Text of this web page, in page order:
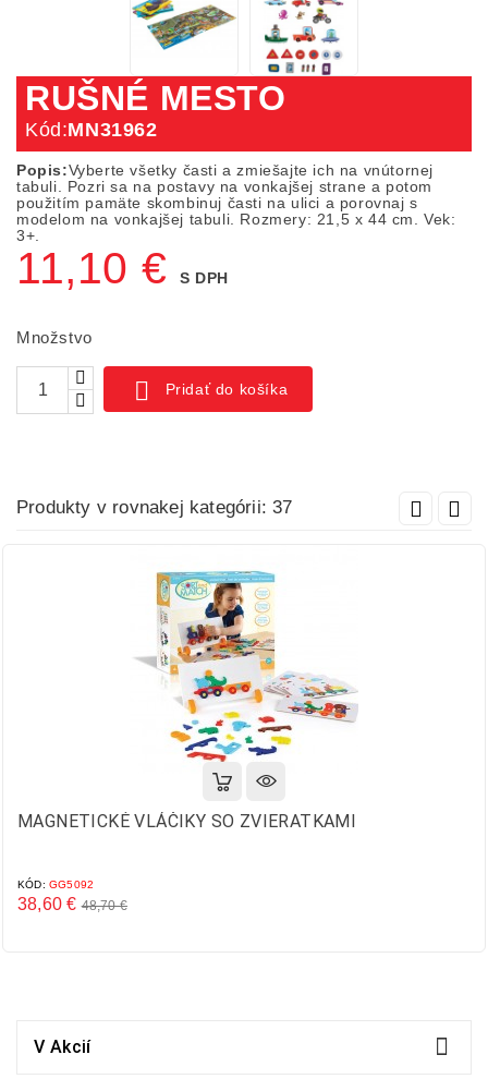
RUŠNÉ MESTO
Kód:MN31962
Popis:Vyberte všetky časti a zmiešajte ich na vnútornej
tabuli. Pozri sa na postavy na vonkajšej strane a potom
použitím pamäte skombinuj časti na ulici a porovnaj s
modelom na vonkajšej tabuli. Rozmery: 21,5 x 44 cm. Vek:
3+.
11,10 € S DPH
Množstvo
 Pridať do košíka
Produkty v rovnakej kategórii: 37
MAGNETICKÉ VLÁČIKY SO ZVIERATKAMI
KÓD: GG5092
38,60 € 48,70 €
V Akcií 